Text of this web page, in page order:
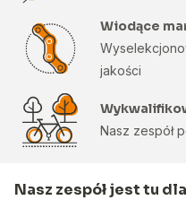
Wiodące
jakości
Nasz zespół
Nasz zespół jest tu